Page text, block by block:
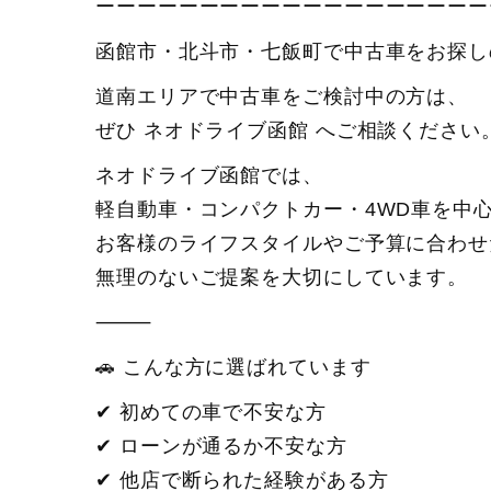
ーーーーーーーーーーーーーーーーーー
函館市・北斗市・七飯町で中古車をお探
道南エリアで中古車をご検討中の方は、
ぜひ ネオドライブ函館 へご相談ください。
ネオドライブ函館では、
軽自動車・コンパクトカー・4WD車を中心
お客様のライフスタイルやご予算に合わせ
無理のないご提案を大切にしています。
⸻
🚗 こんな方に選ばれています
✔ 初めての車で不安な方
✔ ローンが通るか不安な方
✔ 他店で断られた経験がある方